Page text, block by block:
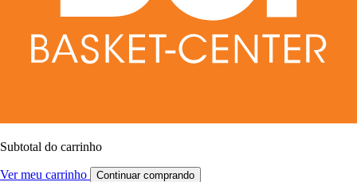
Subtotal do carrinho
Ver meu carrinho Continuar comprando